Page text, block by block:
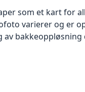
som et kart for
varierer og er
av